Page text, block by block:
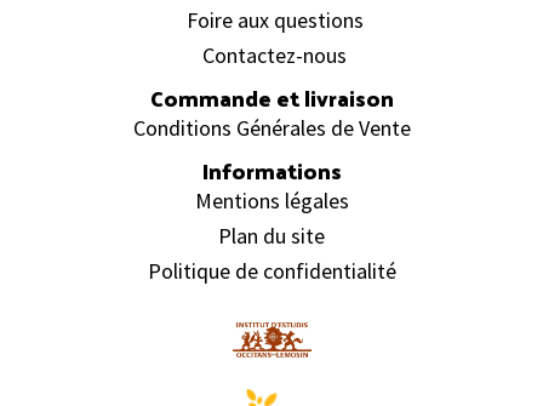
Foire aux questions
Contactez-nous
Commande et livraison
Conditions Générales de Vente
Informations
Mentions légales
Plan du site
Politique de confidentialité